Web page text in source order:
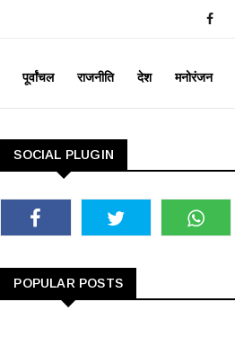
पूर्वांचल राजनीति देश मनोरंजन
SOCIAL PLUGIN
POPULAR POSTS